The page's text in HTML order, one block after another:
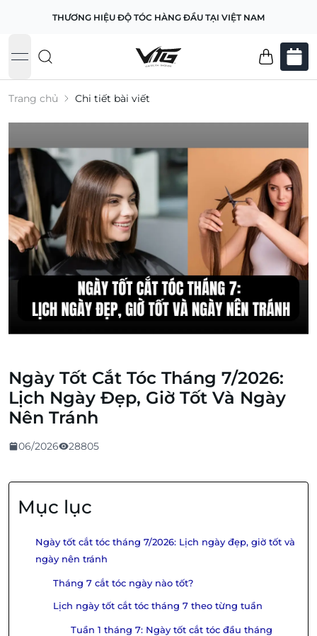
THƯƠNG HIỆU ĐỘ TÓC HÀNG ĐẦU TẠI VIỆT NAM
open navigation menu
Trang chủ Chi tiết bài viết
Ngày Tốt Cắt Tóc Tháng 7/2026:
Lịch Ngày Đẹp, Giờ Tốt Và Ngày
Nên Tránh
06/2026 28805
Mục lục
Ngày tốt cắt tóc tháng 7/2026: Lịch ngày đẹp, giờ tốt và
ngày nên tránh
Tháng 7 cắt tóc ngày nào tốt?
Lịch ngày tốt cắt tóc tháng 7 theo từng tuần
Tuần 1 tháng 7: Ngày tốt cắt tóc đầu tháng